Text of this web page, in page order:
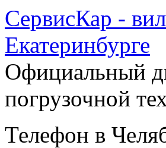
СервисКар -
Екатеринбурге
Официальный
погрузочной
Телефон в